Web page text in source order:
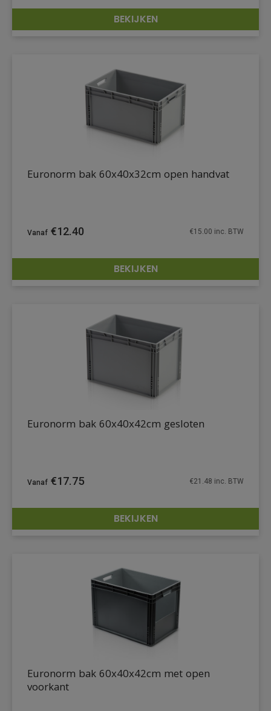
DETAILS
BEKIJKEN
DETAILS
Euronorm bak 60x40x32cm open handvat
€12.40 €15.00 inc. BTW
BEKIJKEN
DETAILS
Euronorm bak 60x40x42cm gesloten
€17.75 €21.48 inc. BTW
BEKIJKEN
Euronorm bak 60x40x42cm met open
voorkant